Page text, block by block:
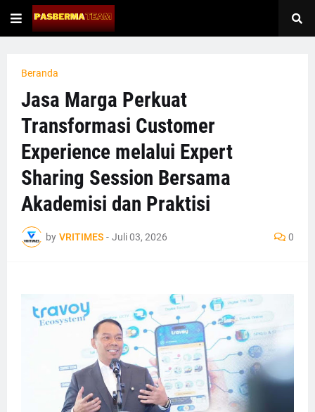
Beranda
Jasa Marga Perkuat
Transformasi Customer
Experience melalui Expert
Sharing Session Bersama
Akademisi dan Praktisi
by VRITIMES - Juli 03, 2026 0